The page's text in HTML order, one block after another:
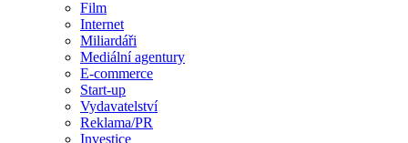
Film
Internet
Miliardáři
Mediální agentury
E-commerce
Start-up
Vydavatelství
Reklama/PR
Investice